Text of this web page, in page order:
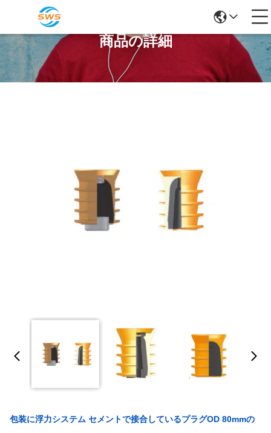
商品の詳細
包装に浮力システム セメントで接合しているプラグOD 80mmの